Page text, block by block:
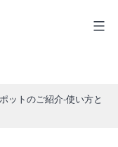
ットのご紹介-使い方と